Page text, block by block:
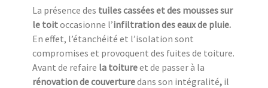
La présence des tuiles cassées et des mousses sur
le toitoccasionne l’infiltration des eaux de pluie.
En effet, l’étanchéité et l’isolation sont
compromises et provoquent des fuites de toiture.
Avant de refaire la toitureet de passer à la
rénovation de couverturedans son intégralité, il